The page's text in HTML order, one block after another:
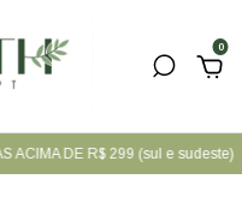
0
ACIMA DE R$ 299 (sul e sudeste)